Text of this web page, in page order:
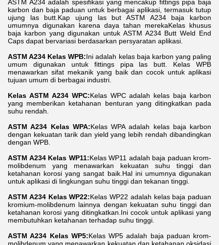
ASTM A234 adalah spesifikasi yang mencakup fittings pipa baja
karbon dan baja paduan untuk berbagai aplikasi, termasuk tutup
ujung las butt.Kap ujung las but ASTM A234 baja karbon
umumnya digunakan karena daya tahan merekaKelas khusus
baja karbon yang digunakan untuk ASTM A234 Butt Weld End
Caps dapat bervariasi berdasarkan persyaratan aplikasi.
ASTM A234 Kelas WPB:Ini adalah kelas baja karbon yang paling
umum digunakan untuk fittings pipa las butt. Kelas WPB
menawarkan sifat mekanik yang baik dan cocok untuk aplikasi
tujuan umum di berbagai industri.
Kelas ASTM A234 WPC:Kelas WPC adalah kelas baja karbon
yang memberikan ketahanan benturan yang ditingkatkan pada
suhu rendah.
ASTM A234 Kelas WPA:Kelas WPA adalah kelas baja karbon
dengan kekuatan tarik dan yield yang lebih rendah dibandingkan
dengan WPB.
ASTM A234 Kelas WP11:Kelas WP11 adalah baja paduan krom-
molibdenum yang menawarkan kekuatan suhu tinggi dan
ketahanan korosi yang sangat baik.Hal ini umumnya digunakan
untuk aplikasi di lingkungan suhu tinggi dan tekanan tinggi.
ASTM A234 Kelas WP22:Kelas WP22 adalah kelas baja paduan
kromium-molibdenum lainnya dengan kekuatan suhu tinggi dan
ketahanan korosi yang ditingkatkan.Ini cocok untuk aplikasi yang
membutuhkan ketahanan terhadap suhu tinggi.
ASTM A234 Kelas WP5:Kelas WP5 adalah baja paduan krom-
molibdenum yang menawarkan kekuatan dan ketahanan oksidasi